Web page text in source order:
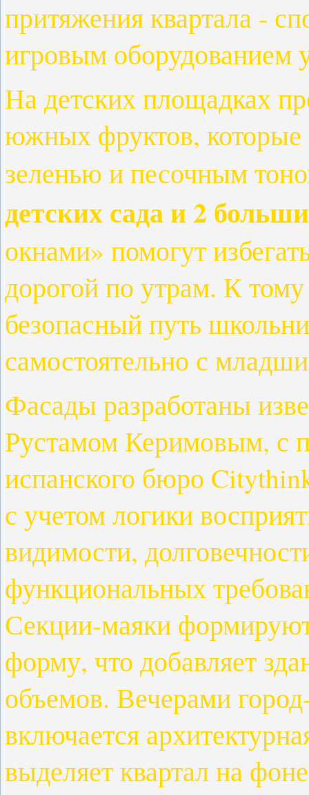
притяжения квартала -
игровым оборудованием
На детских площадках
южных фруктов, которые
зеленью и песочным
детских сада и 2
окнами» помогут
дорогой по утрам. К
безопасный путь
самостоятельно с
Фасады разработаны
Рустамом Керимовым, с
испанского бюро
с учетом логики
видимости,
функциональных
Секции-маяки
форму, что добавляет
объемов. Вечерами
включается
выделяет квартал на